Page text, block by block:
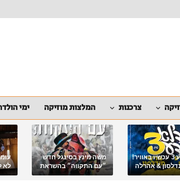
צרכנות המלצות מוזיקה ימי
עדלאידע 3 עכשיו באוויר!
& אהרלה
פורימי
משה מינץ בסינגל חדש
״עם התקווה״ בהשראת
ארגון "ביחד ננצח"
לא